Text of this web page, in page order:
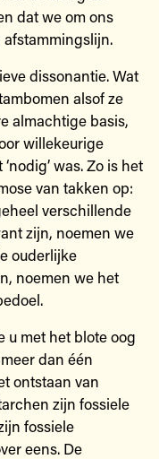
dat we om ons
dissonantie. Wat
alsof ze
almachtige basis,
willekeurige
was. Zo is het
van takken op:
verschillende
zijn, noemen we
ouderlijke
noemen we het
u met het blote oog
dan één
ontstaan van
zijn fossiele
fossiele
eens. De